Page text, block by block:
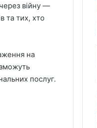
війну —
та тих, хто
на
послуг.